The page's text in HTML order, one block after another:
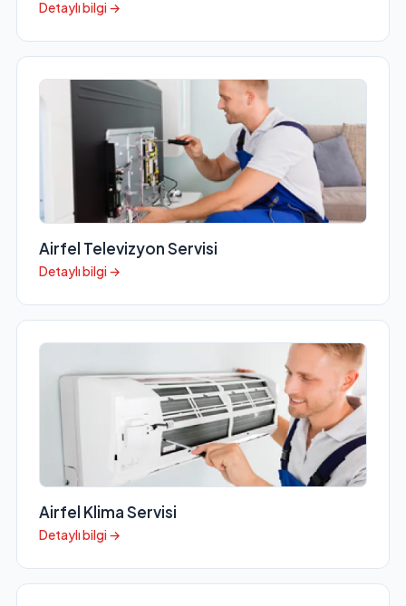
Detaylı bilgi →
Airfel Televizyon Servisi
Detaylı bilgi →
Airfel Klima Servisi
Detaylı bilgi →